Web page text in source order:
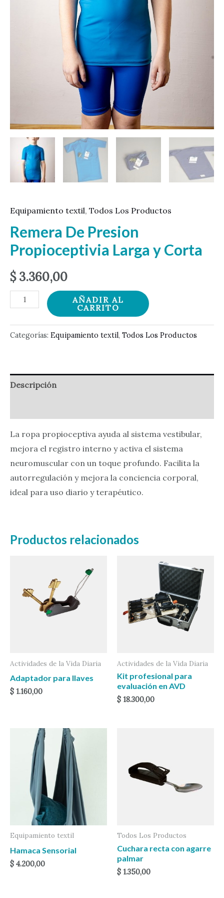
Equipamiento textil, Todos Los Productos
Remera De Presion
Propioceptivia Larga y Corta
$3.360,00
Remera
De
Presion
Propioceptivia
Corta
AÑADIR AL
CARRITO
Categorías: Equipamiento textil, Todos Los Productos
Descripción
La ropa propioceptiva ayuda al sistema vestibular,
mejora el registro interno y activa el sistema
neuromuscular con un toque profundo. Facilita la
autorregulación y mejora la conciencia corporal,
ideal para uso diario y terapéutico.
Productos relacionados
Actividades de la Vida Diaria
Adaptador para llaves
$ 1.160,00
Actividades de la Vida Diaria
Kit profesional para
evaluación en AVD
$ 18.300,00
Equipamiento textil
Hamaca Sensorial
$ 4.200,00
Todos Los Productos
Cuchara recta con agarre
palmar
$ 1.350,00